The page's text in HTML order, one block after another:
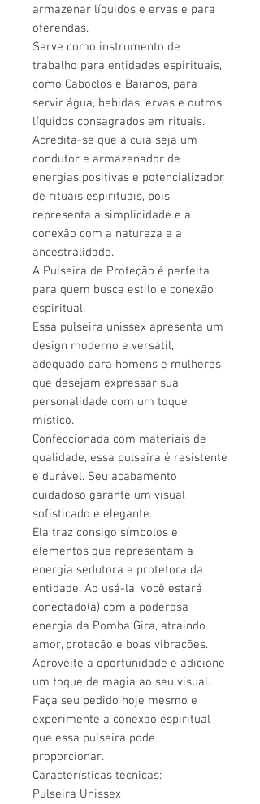
armazenar líquidos e ervas e para
oferendas.
Serve como instrumento de
trabalho para entidades espirituais,
como Caboclos e Baianos, para
servir água, bebidas, ervas e outros
líquidos consagrados em rituais.
Acredita-se que a cuia seja um
condutor e armazenador de
energias positivas e potencializador
de rituais espirituais, pois
representa a simplicidade e a
conexão com a natureza e a
ancestralidade.
A Pulseira de Proteção é perfeita
para quem busca estilo e conexão
espiritual.
Essa pulseira unissex apresenta um
design moderno e versátil,
adequado para homens e mulheres
que desejam expressar sua
personalidade com um toque
místico.
Confeccionada com materiais de
qualidade, essa pulseira é resistente
e durável. Seu acabamento
cuidadoso garante um visual
sofisticado e elegante.
Ela traz consigo símbolos e
elementos que representam a
energia sedutora e protetora da
entidade. Ao usá-la, você estará
conectado(a) com a poderosa
energia da Pomba Gira, atraindo
amor, proteção e boas vibrações.
Aproveite a oportunidade e adicione
um toque de magia ao seu visual.
Faça seu pedido hoje mesmo e
experimente a conexão espiritual
que essa pulseira pode
proporcionar.
Características técnicas:
Pulseira Unissex